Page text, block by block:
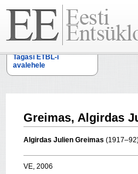
Tagasi ETBL-i
avalehele
Greimas, Algirdas
Algirdas Julien Greimas
VE, 2006